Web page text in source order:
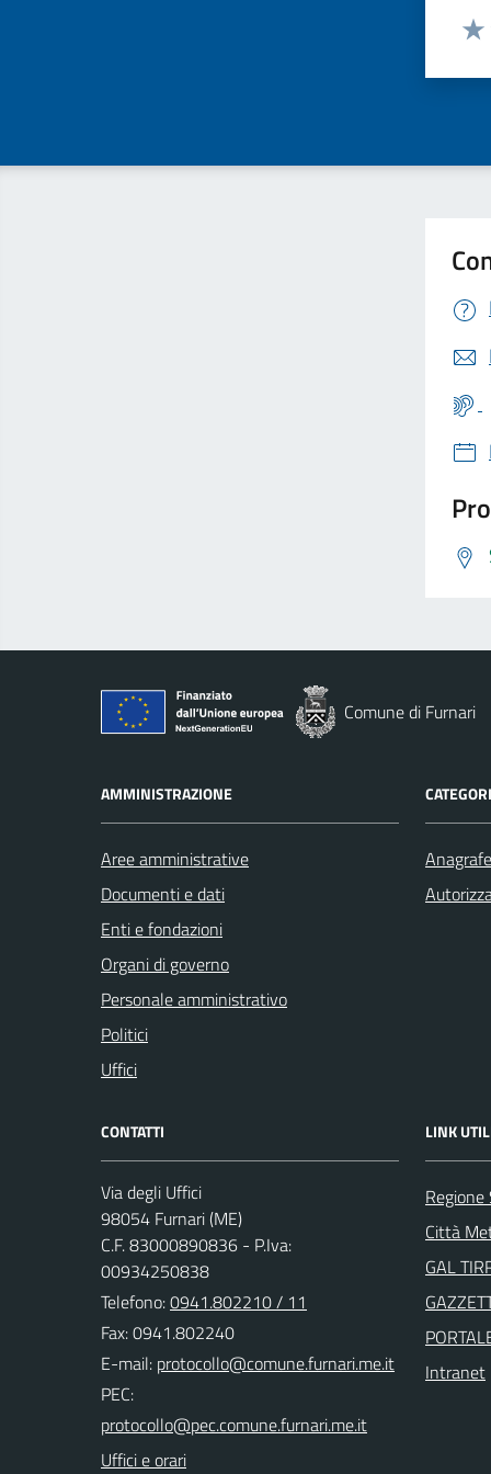
Comune di Furnari
AMMINISTRAZIONE
Aree amministrative
Documenti e dati
Enti e fondazioni
Organi di governo
Personale amministrativo
Politici
Uffici
CONTATTI
Via degli Uffici
98054 Furnari (ME)
C.F. 83000890836 - P.Iva:
00934250838
Telefono:0941.802210 / 11
Fax: 0941.802240
E-mail:
PEC:
Uffici e orari
LINK
Regione
Città
GAL
Intranet